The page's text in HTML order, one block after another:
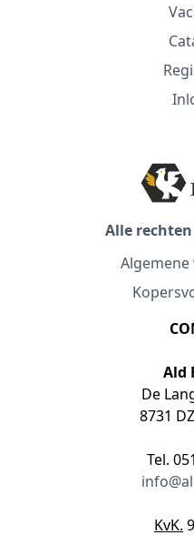
Alle
Ald
De
8731
Tel.
KvK.